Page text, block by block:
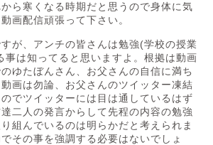
ら寒くなる時期だと思うので身体に気
画配信頑張って下さい。
が、アンチの皆さんは勉強(学校の授業
事は知ってると思いますよ。根拠は動画
ゆたぼんさん、お父さんの自信に満ち
画は勿論、お父さんのツイッター凍結
でツイッターには目は通しているはず
二人の発言からして先程の内容の勉強
組んでいるのは明らかだと考えられま
その事を強調する必要はないでしょ